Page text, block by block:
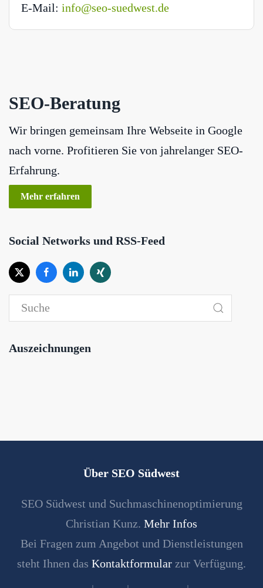
E-Mail: info@seo-suedwest.de
SEO-Beratung
Wir bringen gemeinsam Ihre Webseite in Google
nach vorne. Profitieren Sie von jahrelanger SEO-
Erfahrung.
Mehr erfahren
Social Networks und RSS-Feed
Auszeichnungen
Über SEO Südwest
SEO Südwest und Suchmaschinenoptimierung
Christian Kunz. Mehr Infos
Bei Fragen zum Angebot und Dienstleistungen
steht Ihnen das Kontaktformular zur Verfügung.